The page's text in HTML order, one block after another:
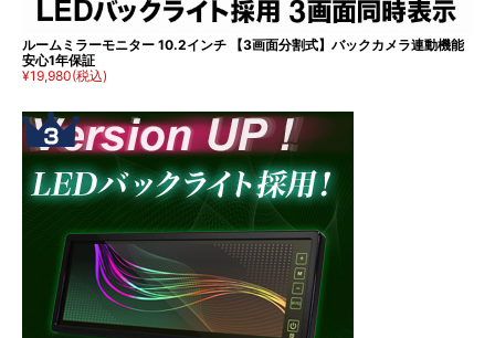
ルームミラーモニター 10.2インチ 【3画面分割式】バックカメラ連動機能
安心1年保証
¥19,980(税込)